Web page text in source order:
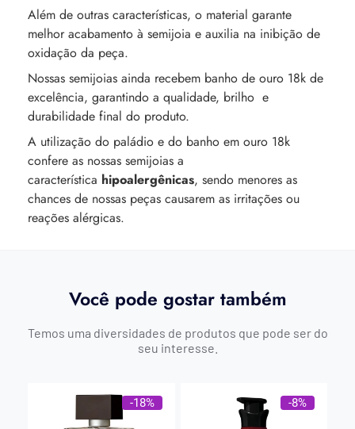
Além de outras características, o material garante
melhor acabamento à semijoia e auxilia na inibição de
oxidação da peça.
Nossas semijoias ainda recebem banho de ouro 18k de
excelência, garantindo a qualidade, brilho e
durabilidade final do produto.
A utilização do paládio e do banho em ouro 18k
confere as nossas semijoias a
característica hipoalergênicas, sendo menores as
chances de nossas peças causarem as irritações ou
reações alérgicas.
Você pode gostar também
Temos uma diversidades de produtos que pode ser do
seu interesse.
-18% -8%